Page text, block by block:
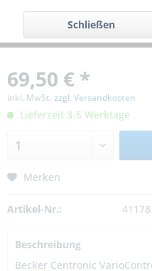
69,50 € *
inkl. MwSt. zzgl. Versandkosten
Lieferzeit 3-5 Werktage
Merken
Artikel-Nr.: 41178
Beschreibung
Becker Centronic
Schließen